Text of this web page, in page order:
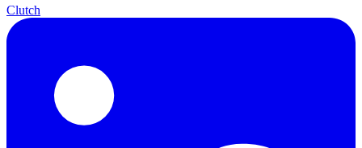
Clutch